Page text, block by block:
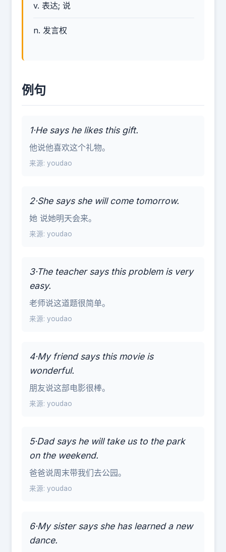
v. 表达; 说
n. 发言权
例句
1·He says he likes this gift.
他说他喜欢这个礼物。
来源: youdao
2·She says she will come tomorrow.
她 说她明天会来。
来源: youdao
3·The teacher says this problem is very
easy.
老师说这道题很简单。
来源: youdao
4·My friend says this movie is
wonderful.
朋友说这部电影很棒。
来源: youdao
5·Dad says he will take us to the park
on the weekend.
爸爸说周末带我们去公园。
来源: youdao
6·My sister says she has learned a new
dance.